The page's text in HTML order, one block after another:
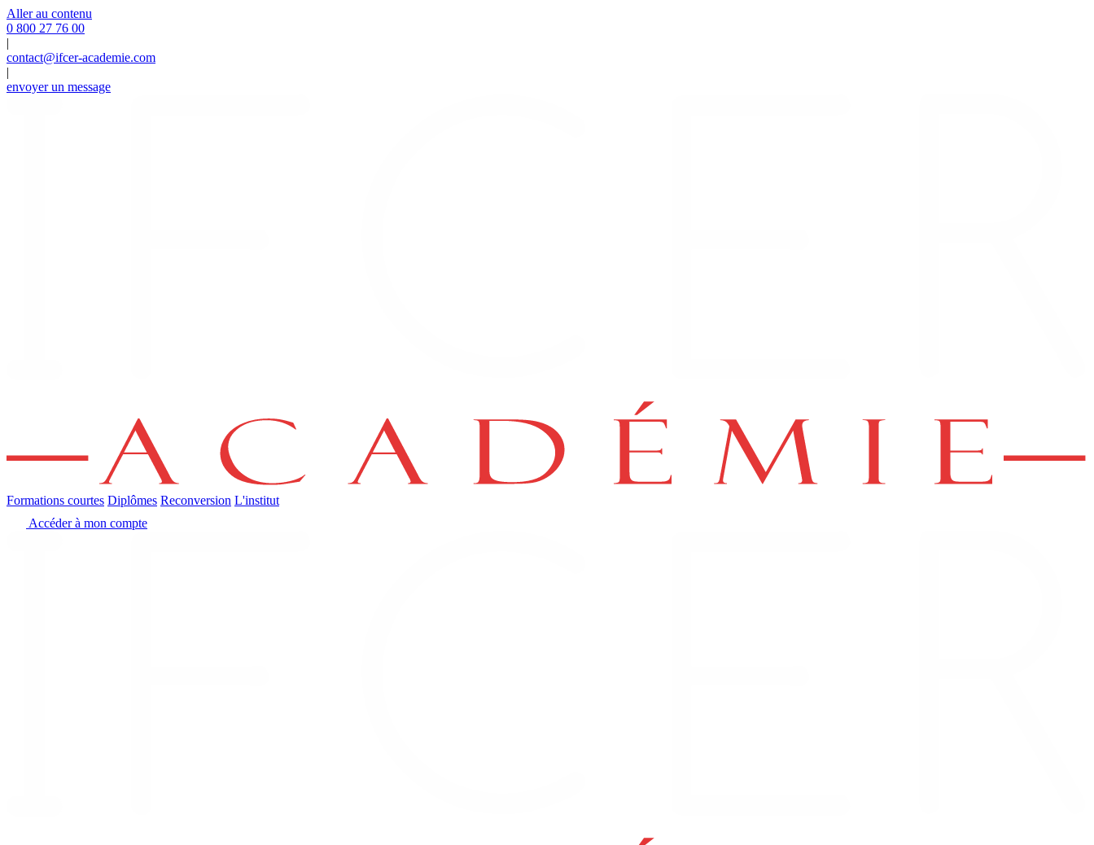
Panneau de gestion des cookies
Aller au contenu
0 800 27 76 00
|
contact@ifcer-academie.com
|
envoyer un message
Formations courtes Diplômes Reconversion L'institut
Accéder à mon compte